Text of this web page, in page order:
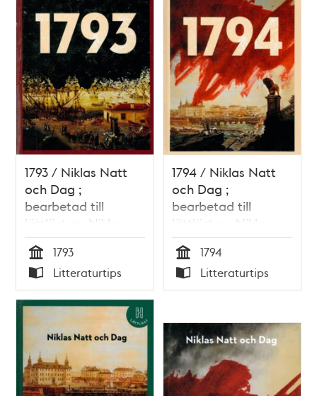
1793 / Niklas Natt
och Dag ;
bearbetad till
lättläst av Niklas
Darke
Tid
1793
Typ
Litteraturtips
1794 / Niklas Natt
och Dag ;
bearbetad till
lättläst av Niklas
Darke
Tid
1794
Typ
Litteraturtips